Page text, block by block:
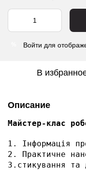
Войти для
В
Описание
Майстер-клас
1. Інформація
2. Практичне
3.стикування та